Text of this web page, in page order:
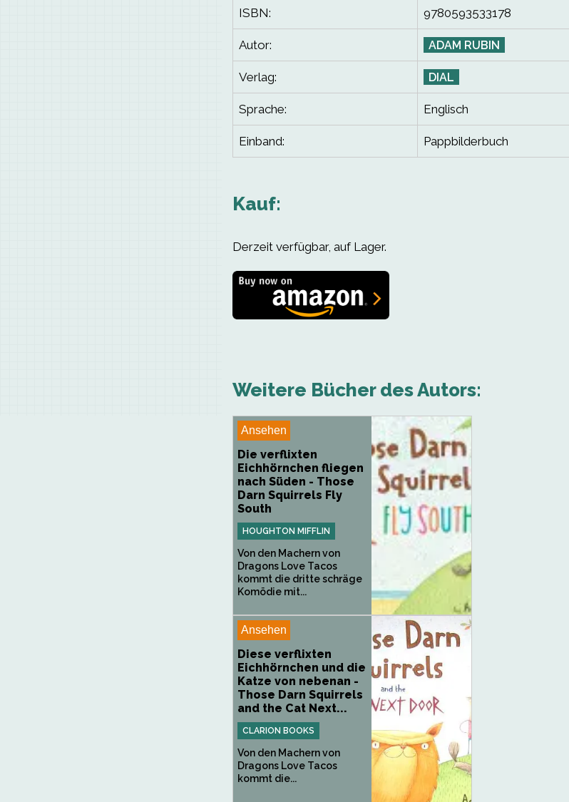
ISBN: 9780593533178
Autor: ADAM RUBIN
Verlag: DIAL
Sprache: Englisch
Einband: Pappbilderbuch
Kauf:
Derzeit verfügbar, auf Lager.
Weitere Bücher des Autors:
Ansehen
Die verflixten
Eichhörnchen fliegen
nach Süden - Those
Darn Squirrels Fly
South
HOUGHTON MIFFLIN
Von den Machern von
Dragons Love Tacos
kommt die dritte schräge
Komödie mit...
Ansehen
Diese verflixten
Eichhörnchen und die
Katze von nebenan -
Those Darn Squirrels
and the Cat Next...
CLARION BOOKS
Von den Machern von
Dragons Love Tacos
kommt die...